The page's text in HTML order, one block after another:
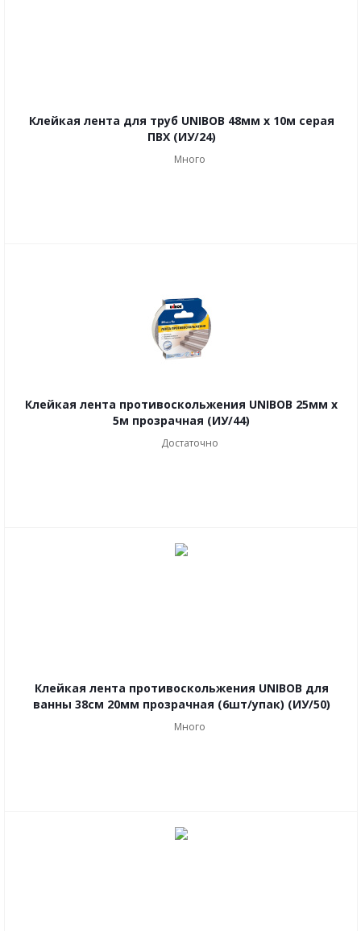
Клейкая лента для труб UNIBOB 48мм х 10м серая
ПВХ (ИУ/24)
Много
Клейкая лента противоскольжения UNIBOB 25мм х
5м прозрачная (ИУ/44)
Достаточно
Клейкая лента противоскольжения UNIBOB для
ванны 38см 20мм прозрачная (6шт/упак) (ИУ/50)
Много